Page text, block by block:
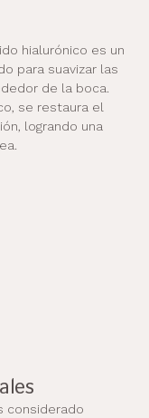
hialurónico es un
para suavizar las
de la boca.
se restaura el
logrando una
considerado